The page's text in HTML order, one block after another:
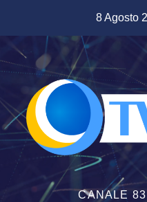
contenuto
8 Agosto
CANALE